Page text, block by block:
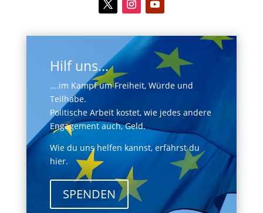
Hilf uns...
….im Kampf um Freiheit, Würde und
Teilhabe.
Politische Arbeit kostet, wie jedes andere
Engagement auch, Geld.
Wie du uns helfen kannst, erfährst du
hier.
SPENDEN